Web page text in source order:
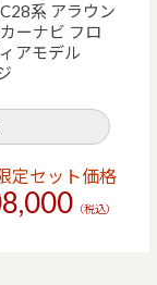
系 アラウン
ーナビ フロ
アモデル
定セット価格
（税込）